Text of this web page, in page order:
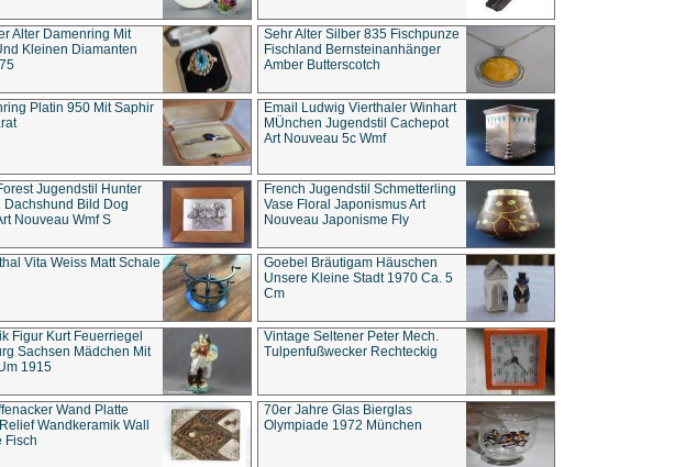
Alter Damenring Mit
Kleinen Diamanten
Sehr Alter Silber 835 Fischpunze
Fischland Bernsteinanhänger
Amber Butterscotch
Platin 950 Mit Saphir
Email Ludwig Vierthaler Winhart
MÜnchen Jugendstil Cachepot
Art Nouveau 5c Wmf
Jugendstil Hunter
Dachshund Bild Dog
Nouveau Wmf S
French Jugendstil Schmetterling
Vase Floral Japonismus Art
Nouveau Japonisme Fly
Vita Weiss Matt Schale
Goebel Bräutigam Häuschen
Unsere Kleine Stadt 1970 Ca. 5
Cm
Figur Kurt Feuerriegel
Sachsen Mädchen Mit
1915
Vintage Seltener Peter Mech.
Tulpenfußwecker Rechteckig
Wand Platte
Wandkeramik Wall
Fisch
70er Jahre Glas Bierglas
Olympiade 1972 München